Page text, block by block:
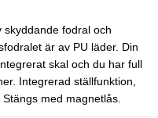
skyddande fodral och
är av PU läder. Din
skal och du har full
Integrerad ställfunktion,
med magnetlås.